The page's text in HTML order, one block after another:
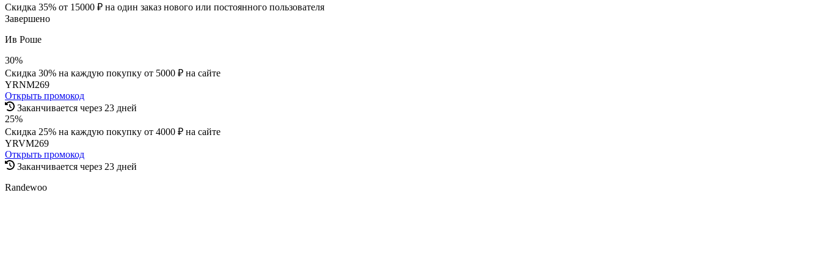
Скидка 35% от 15000 ₽ на один заказ нового или постоянного пользователя
Завершено
Ив Роше
30%
Скидка 30% на каждую покупку от 5000 ₽ на сайте
YRNM269
Открыть промокод
Заканчивается через 23 дней
25%
Скидка 25% на каждую покупку от 4000 ₽ на сайте
YRVM269
Открыть промокод
Заканчивается через 23 дней
Randewoo